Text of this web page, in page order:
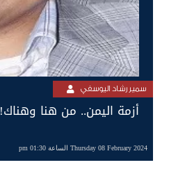
سمير رشاد اليوسفي
أزمة اليمن.. من هنا وهناك!
Thursday 08 February 2024 الساعة 01:30 pm